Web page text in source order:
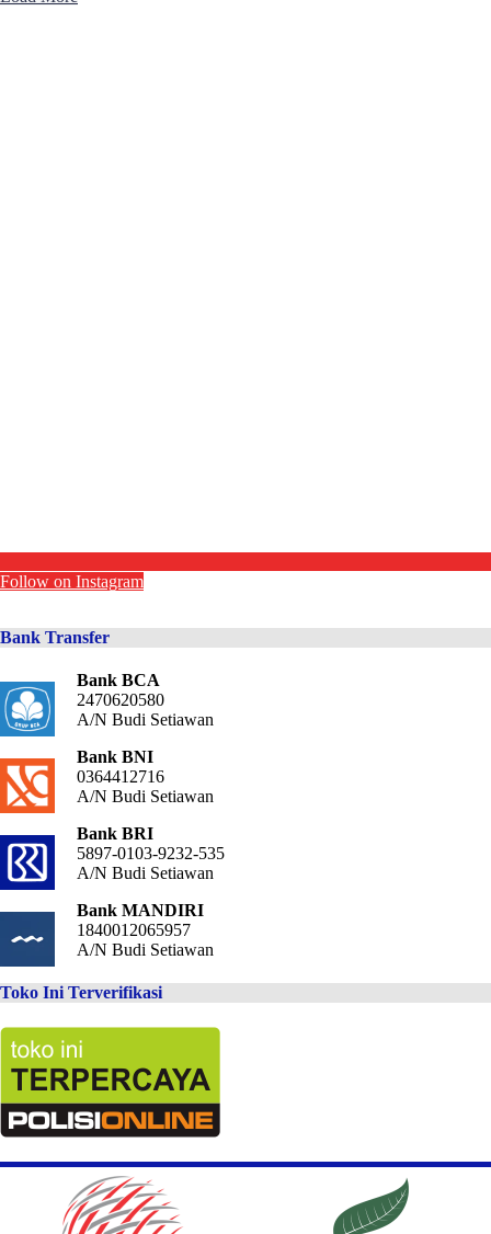
Follow on Instagram
Bank Transfer
Bank BCA
2470620580
A/N Budi Setiawan
Bank BNI
0364412716
A/N Budi Setiawan
Bank BRI
5897-0103-9232-535
A/N Budi Setiawan
Bank MANDIRI
1840012065957
A/N Budi Setiawan
Toko Ini Terverifikasi